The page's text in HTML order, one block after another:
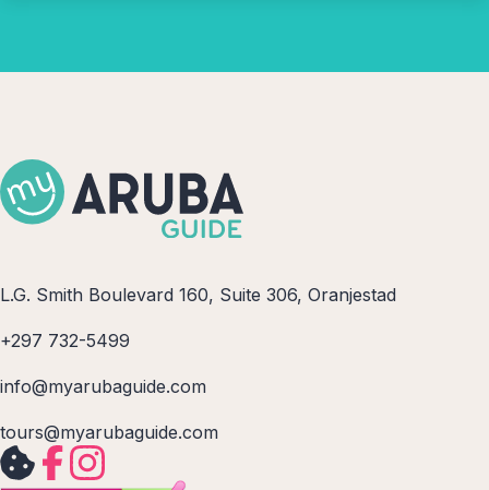
L.G. Smith Boulevard 160, Suite 306, Oranjestad
+297 732-5499
info@myarubaguide.com
tours@myarubaguide.com